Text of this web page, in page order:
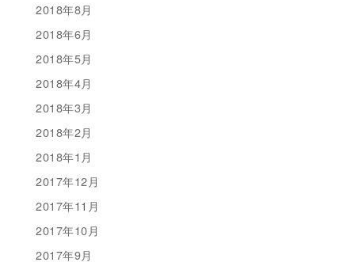
2018年8月
2018年6月
2018年5月
2018年4月
2018年3月
2018年2月
2018年1月
2017年12月
2017年11月
2017年10月
2017年9月